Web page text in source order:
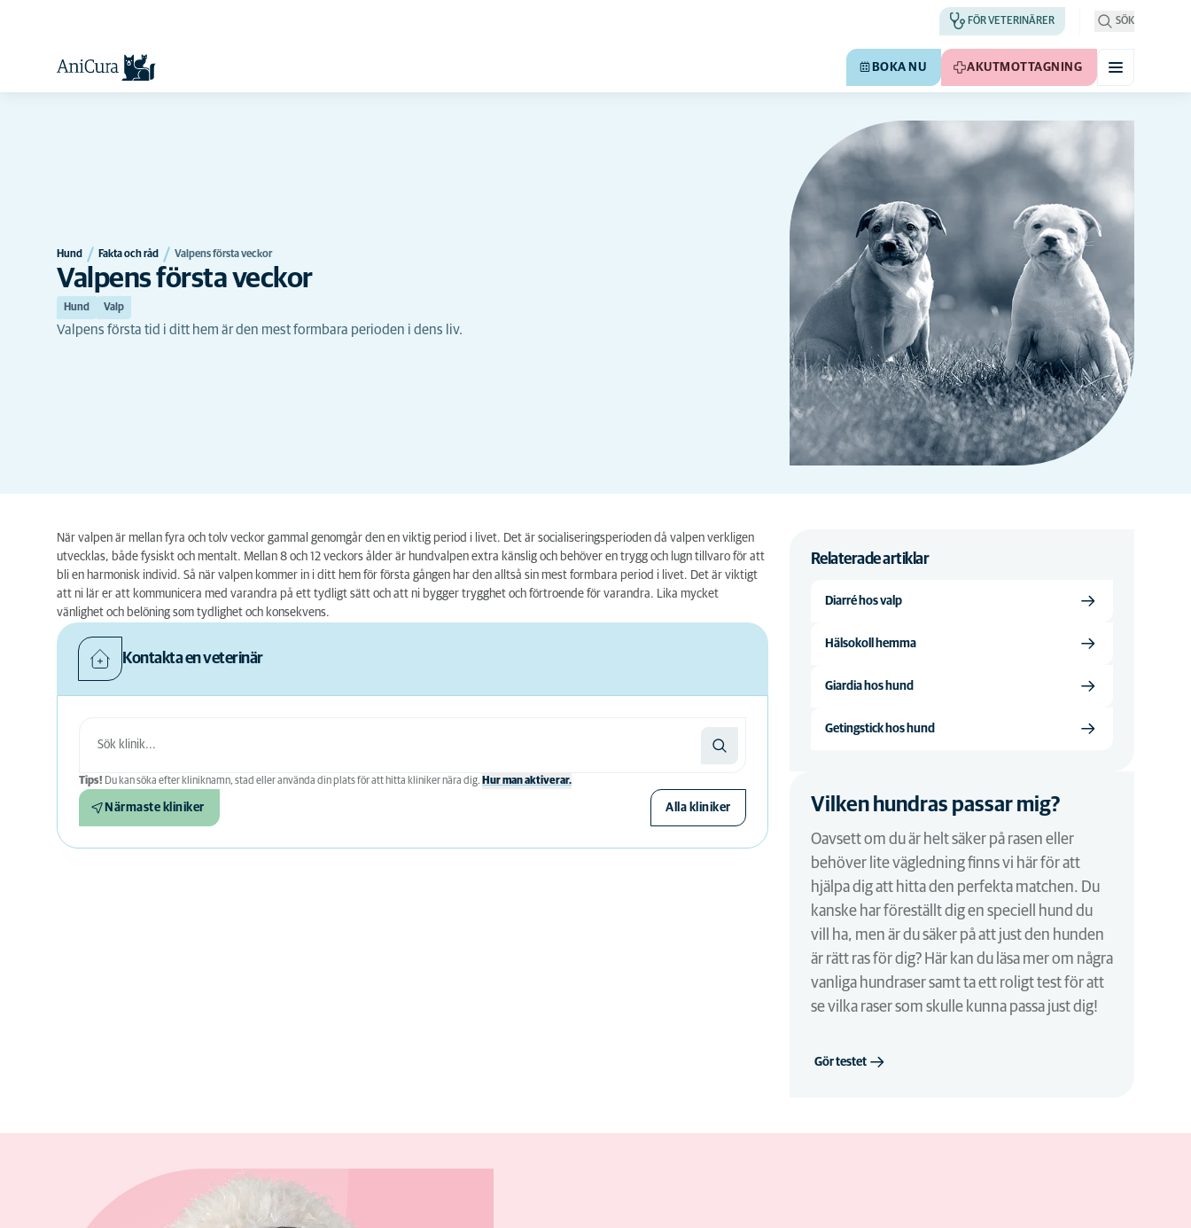
FÖR VETERINÄRER SÖK
BOKA NU AKUTMOTTAGNING
Hund Fakta och råd Valpens första veckor
Valpens första veckor
Hund Valp
Valpens första tid i ditt hem är den mest formbara perioden i dens liv.
När valpen är mellan fyra och tolv veckor gammal genomgår den en viktig period i livet. Det är socialiseringsperioden då valpen verkligen
utvecklas, både fysiskt och mentalt. Mellan 8 och 12 veckors ålder är hundvalpen extra känslig och behöver en trygg och lugn tillvaro för att
bli en harmonisk individ. Så när valpen kommer in i ditt hem för första gången har den alltså sin mest formbara period i livet. Det är viktigt
att ni lär er att kommunicera med varandra på ett tydligt sätt och att ni bygger trygghet och förtroende för varandra. Lika mycket
vänlighet och belöning som tydlighet och konsekvens.
Kontakta en veterinär
Tips! Du kan söka efter kliniknamn, stad eller använda din plats för att hitta kliniker nära dig. Hur man aktiverar.
Närmaste kliniker Alla kliniker
Relaterade artiklar
Diarré hos valp
Hälsokoll hemma
Giardia hos hund
Getingstick hos hund
Vilken hundras passar mig?
Oavsett om du är helt säker på rasen eller
behöver lite vägledning finns vi här för att
hjälpa dig att hitta den perfekta matchen. Du
kanske har föreställt dig en speciell hund du
vill ha, men är du säker på att just den hunden
är rätt ras för dig? Här kan du läsa mer om några
vanliga hundraser samt ta ett roligt test för att
se vilka raser som skulle kunna passa just dig!
Gör testet